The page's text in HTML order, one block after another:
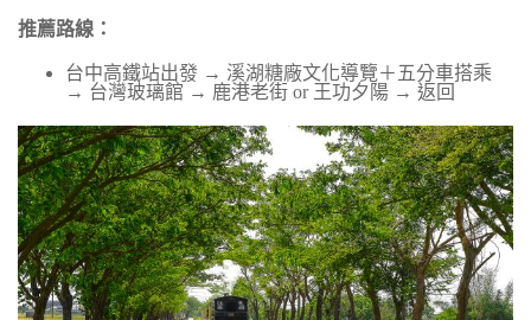
推薦路線：
台中高鐵站出發 → 溪湖糖廠文化導覽＋五分車搭乘
→ 台灣玻璃館 → 鹿港老街 or 王功夕陽 → 返回